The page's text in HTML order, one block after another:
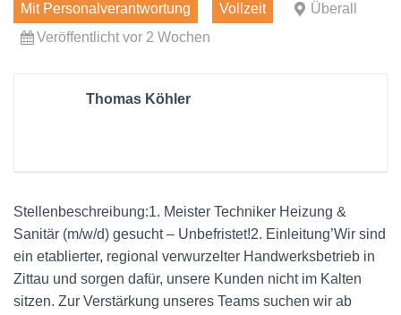
Mit Personalverantwortung
Vollzeit
Überall
Veröffentlicht vor 2 Wochen
Thomas Köhler
Stellenbeschreibung:1. Meister Techniker Heizung &
Sanitär (m/w/d) gesucht – Unbefristet!2. Einleitung’Wir sind
ein etablierter, regional verwurzelter Handwerksbetrieb in
Zittau und sorgen dafür, unsere Kunden nicht im Kalten
sitzen. Zur Verstärkung unseres Teams suchen wir ab